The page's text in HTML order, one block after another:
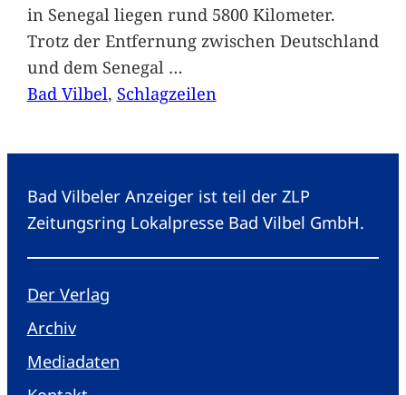
in Senegal liegen rund 5800 Kilometer.
Trotz der Entfernung zwischen Deutschland
und dem Senegal …
Bad Vilbel, Schlagzeilen
Bad Vilbeler Anzeiger ist teil der ZLP
Zeitungsring Lokalpresse Bad Vilbel GmbH.
Der Verlag
Archiv
Mediadaten